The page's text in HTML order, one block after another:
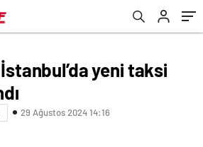
yeni taksi
29 Ağustos 2024 14:16